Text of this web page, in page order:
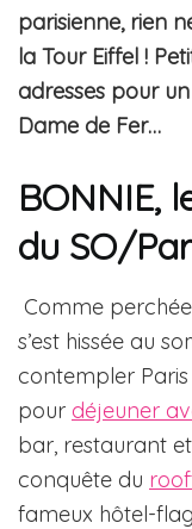
parisienne, rien
la Tour Eiffel !
adresses pour
Dame de Fer…
BONNIE,
du SO/
Comme
s’est hissée au
contempler Paris
pour déjeuner
bar, restaurant
conquête du
fameux hôtel-